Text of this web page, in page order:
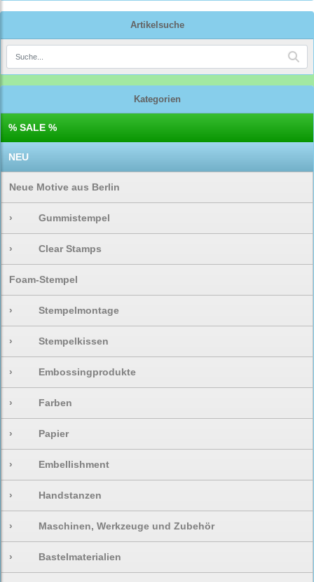
Artikelsuche
Kategorien
% SALE %
NEU
Neue Motive aus Berlin
› Gummistempel
› Clear Stamps
Foam-Stempel
› Stempelmontage
› Stempelkissen
› Embossingprodukte
› Farben
› Papier
› Embellishment
› Handstanzen
› Maschinen, Werkzeuge und Zubehör
› Bastelmaterialien